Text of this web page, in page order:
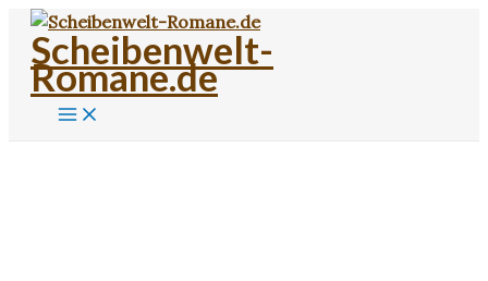
Zum
Inhalt
springen
Scheibenwelt-
Romane.de
Main